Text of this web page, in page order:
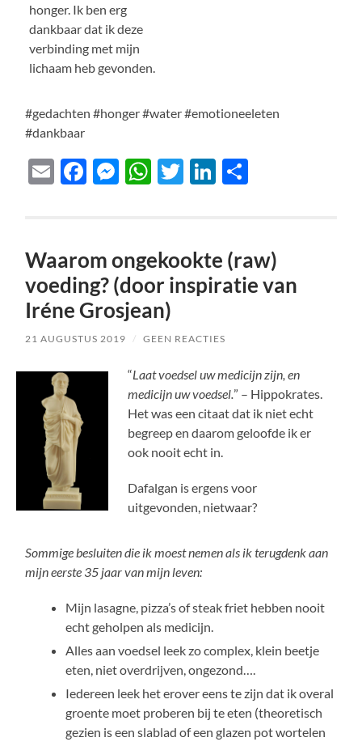
honger. Ik ben erg
dankbaar dat ik deze
verbinding met mijn
lichaam heb gevonden.
#gedachten #honger #water #emotioneeleten
#dankbaar
EmailFacebook
Messenger
WhatsApp
TwitterLinkedIn
Waarom ongekookte (raw)
voeding? (door inspiratie van
Iréne Grosjean)
21 AUGUSTUS 2019 / GEEN REACTIES
“Laat voedsel uw medicijn zijn, en
medicijn uw voedsel.” – Hippokrates.
Het was een citaat dat ik niet echt
begreep en daarom geloofde ik er
ook nooit echt in.
Dafalgan is ergens voor
uitgevonden, nietwaar?
Sommige besluiten die ik moest nemen als ik terugdenk aan
mijn eerste 35 jaar van mijn leven:
Mijn lasagne, pizza’s of steak friet hebben nooit
echt geholpen als medicijn.
Alles aan voedsel leek zo complex, klein beetje
eten, niet overdrijven, ongezond….
Iedereen leek het erover eens te zijn dat ik overal
groente moet proberen bij te eten (theoretisch
gezien is een slablad of een glazen pot wortelen